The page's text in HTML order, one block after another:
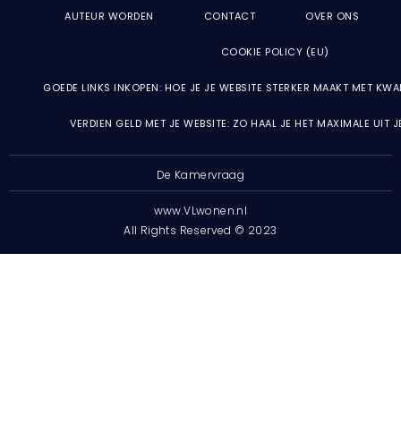
AUTEUR WORDEN CONTACT OVER ONS
COOKIE POLICY (EU)
GOEDE LINKS INKOPEN: HOE JE JE WEBSITE STERKER MAAKT MET
VERDIEN GELD MET JE WEBSITE: ZO HAAL JE HET MAXIMALE UIT
De Kamervraag
www.VLwonen.nl
All Rights Reserved © 2023